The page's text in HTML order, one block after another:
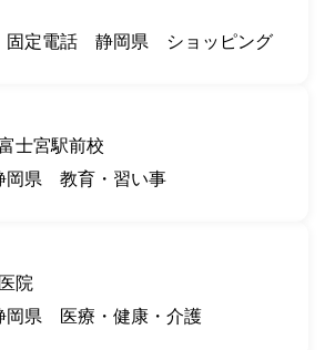
固定電話 静岡県 ショッピング
士宮駅前校
岡県 教育・習い事
院
岡県 医療・健康・介護